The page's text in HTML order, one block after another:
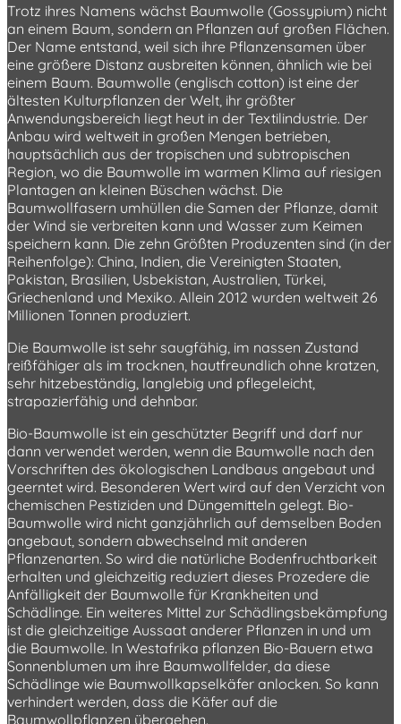
Trotz ihres Namens wächst Baumwolle (Gossypium) nicht
an einem Baum, sondern an Pflanzen auf großen Flächen.
Der Name entstand, weil sich ihre Pflanzensamen über
eine größere Distanz ausbreiten können, ähnlich wie bei
einem Baum. Baumwolle (englisch cotton) ist eine der
ältesten Kulturpflanzen der Welt, ihr größter
Anwendungsbereich liegt heut in der Textilindustrie. Der
Anbau wird weltweit in großen Mengen betrieben,
hauptsächlich aus der tropischen und subtropischen
Region, wo die Baumwolle im warmen Klima auf riesigen
Plantagen an kleinen Büschen wächst. Die
Baumwollfasern umhüllen die Samen der Pflanze, damit
der Wind sie verbreiten kann und Wasser zum Keimen
speichern kann. Die zehn Größten Produzenten sind (in der
Reihenfolge): China, Indien, die Vereinigten Staaten,
Pakistan, Brasilien, Usbekistan, Australien, Türkei,
Griechenland und Mexiko. Allein 2012 wurden weltweit 26
Millionen Tonnen produziert.
Die Baumwolle ist sehr saugfähig, im nassen Zustand
reißfähiger als im trocknen, hautfreundlich ohne kratzen,
sehr hitzebeständig, langlebig und pflegeleicht,
strapazierfähig und dehnbar.
Bio-Baumwolle ist ein geschützter Begriff und darf nur
dann verwendet werden, wenn die Baumwolle nach den
Vorschriften des ökologischen Landbaus angebaut und
geerntet wird. Besonderen Wert wird auf den Verzicht von
chemischen Pestiziden und Düngemitteln gelegt. Bio-
Baumwolle wird nicht ganzjährlich auf demselben Boden
angebaut, sondern abwechselnd mit anderen
Pflanzenarten. So wird die natürliche Bodenfruchtbarkeit
erhalten und gleichzeitig reduziert dieses Prozedere die
Anfälligkeit der Baumwolle für Krankheiten und
Schädlinge. Ein weiteres Mittel zur Schädlingsbekämpfung
ist die gleichzeitige Aussaat anderer Pflanzen in und um
die Baumwolle. In Westafrika pflanzen Bio-Bauern etwa
Sonnenblumen um ihre Baumwollfelder, da diese
Schädlinge wie Baumwollkapselkäfer anlocken. So kann
verhindert werden, dass die Käfer auf die
Baumwollpflanzen übergehen.